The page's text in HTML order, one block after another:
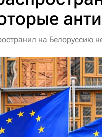
на Белоруссию